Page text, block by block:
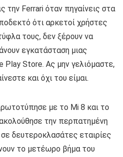
την Ferrari όταν πηγαίνεις στα
ότι αρκετοί χρήστες
τους, δεν ξέρουν να
εγκατάσταση μιας
Store. Ας μην γελιόμαστε,
και όχι του είμαι.
με το Mi 8 και το
την περπατημένη
δευτεροκλασάτες εταιρίες
το μετέωρο βήμα του